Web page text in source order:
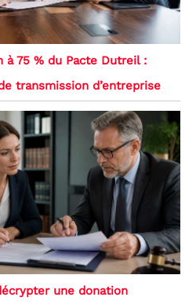
à 75 % du Pacte Dutreil :
transmission d’entreprise
une donation